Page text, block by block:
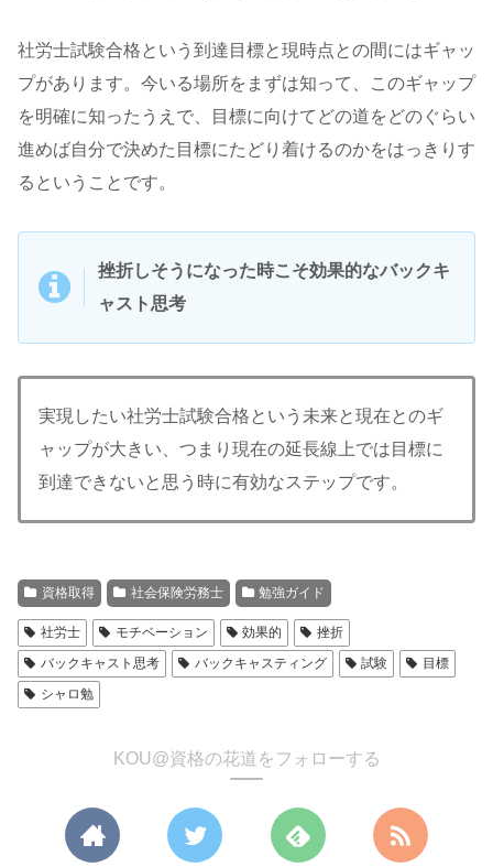
社労士試験合格という到達目標と現時点との間にはギャッ
プがあります。今いる場所をまずは知って、このギャップ
を明確に知ったうえで、目標に向けてどの道をどのぐらい
進めば自分で決めた目標にたどり着けるのかをはっきりす
るということです。
挫折しそうになった時こそ効果的なバックキ
ャスト思考
実現したい社労士試験合格という未来と現在とのギ
ャップが大きい、つまり現在の延長線上では目標に
到達できないと思う時に有効なステップです。
資格取得 社会保険労務士 勉強ガイド
社労士 モチベーション 効果的
挫折
バックキャスト思考
バックキャスティング 試験
目標
シャロ勉
KOU@資格の花道をフォローする